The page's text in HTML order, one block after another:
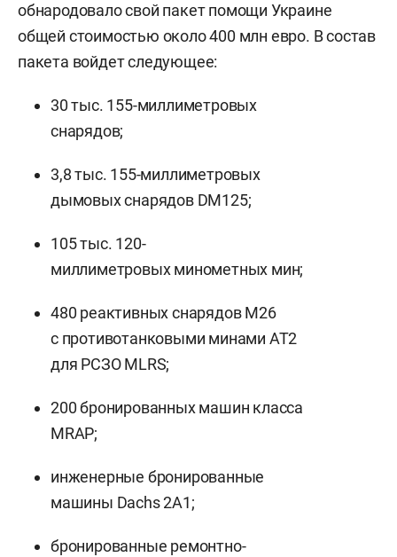
обнародовало свой пакет помощи Украине
общей стоимостью около 400 млн евро. В состав
пакета войдет следующее:
30 тыс. 155-миллиметровых
снарядов;
3,8 тыс. 155-миллиметровых
дымовых снарядов DM125;
105 тыс. 120-
миллиметровых минометных мин;
480 реактивных снарядов М26
с противотанковыми минами АТ2
для РСЗО MLRS;
200 бронированных машин класса
MRAP;
инженерные бронированные
машины Dachs 2А1;
бронированные ремонтно-